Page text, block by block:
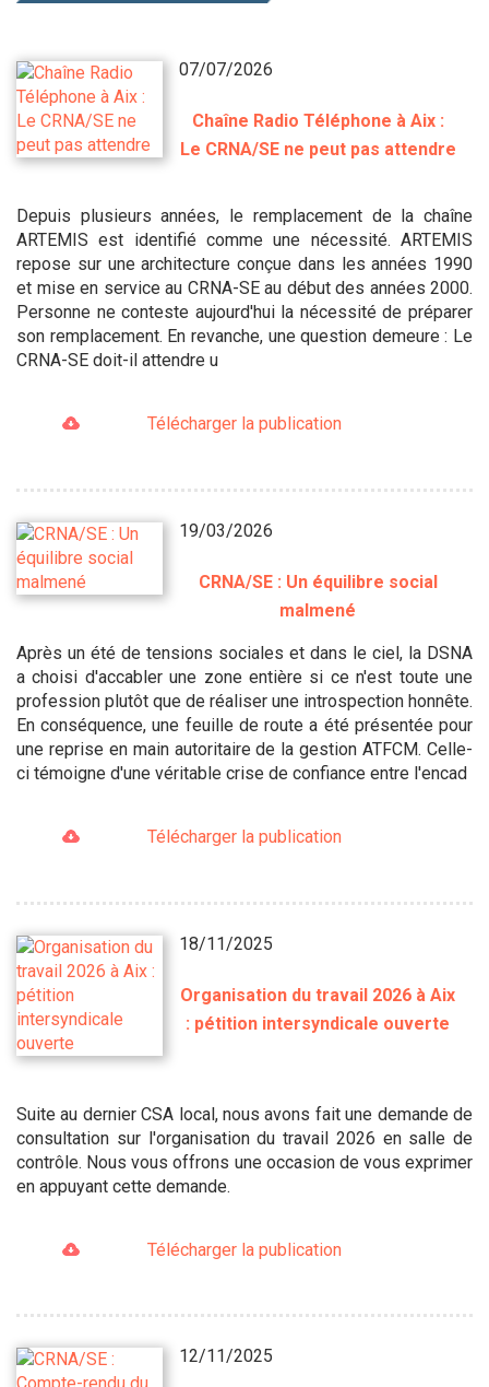
07/07/2026
Chaîne Radio Téléphone à Aix :
Le CRNA/SE ne peut pas attendre
Depuis plusieurs années, le remplacement de la chaîne
ARTEMIS est identifié comme une nécessité. ARTEMIS
repose sur une architecture conçue dans les années 1990
et mise en service au CRNA-SE au début des années 2000.
Personne ne conteste aujourd'hui la nécessité de préparer
son remplacement. En revanche, une question demeure : Le
CRNA-SE doit-il attendre u
Télécharger la publication
19/03/2026
CRNA/SE : Un équilibre social
malmené
Après un été de tensions sociales et dans le ciel, la DSNA
a choisi d'accabler une zone entière si ce n'est toute une
profession plutôt que de réaliser une introspection honnête.
En conséquence, une feuille de route a été présentée pour
une reprise en main autoritaire de la gestion ATFCM. Celle-
ci témoigne d'une véritable crise de confiance entre l'encad
Télécharger la publication
18/11/2025
Organisation du travail 2026 à Aix
: pétition intersyndicale ouverte
Suite au dernier CSA local, nous avons fait une demande de
consultation sur l'organisation du travail 2026 en salle de
contrôle. Nous vous offrons une occasion de vous exprimer
en appuyant cette demande.
Télécharger la publication
12/11/2025